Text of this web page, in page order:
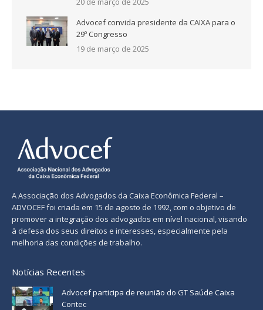
Advocef convida presidente da CAIXA para o
29º Congresso
19 de março de 2025
A Associação dos Advogados da Caixa Econômica Federal –
ADVOCEF foi criada em 15 de agosto de 1992, com o objetivo de
promover a integração dos advogados em nível nacional, visando
à defesa dos seus direitos e interesses, especialmente pela
melhoria das condições de trabalho.
Notícias Recentes
Advocef participa de reunião do GT Saúde Caixa
Contec